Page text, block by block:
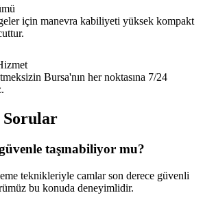
için manevra kabiliyeti yüksek kompakt
Bursa'nın her noktasına 7/24
Sorular
taşınabiliyor mu?
teknikleriyle camlar son derece güvenli
bu konuda deneyimlidir.